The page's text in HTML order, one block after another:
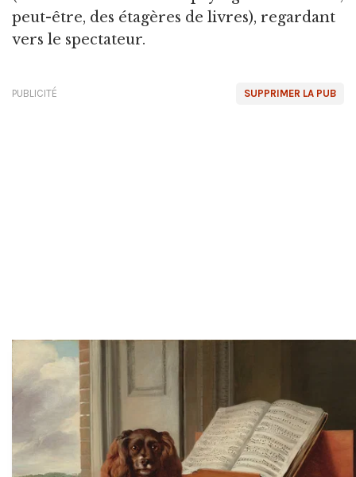
peut-être, des étagères de livres), regardant
vers le spectateur.
SUPPRIMER LA PUB
PUBLICITÉ